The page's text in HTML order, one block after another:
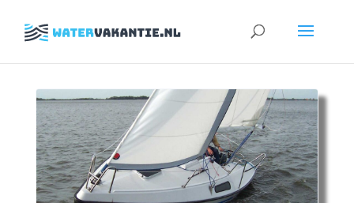
Zoeken